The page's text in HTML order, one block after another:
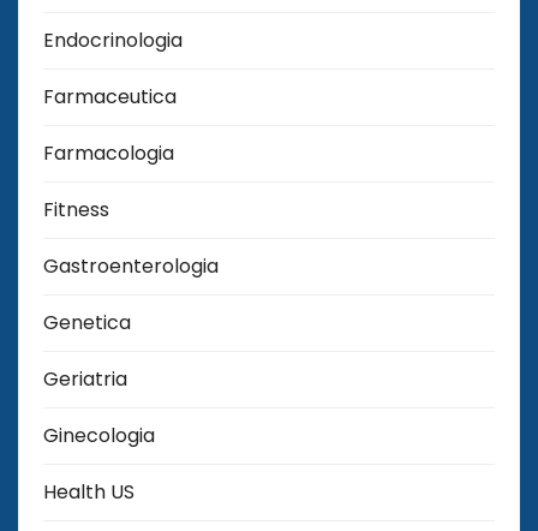
Endocrinologia
Farmaceutica
Farmacologia
Fitness
Gastroenterologia
Genetica
Geriatria
Ginecologia
Health US